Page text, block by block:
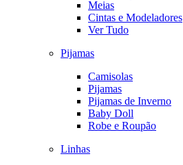
Meias
Cintas e Modeladores
Ver Tudo
Pijamas
Camisolas
Pijamas
Pijamas de Inverno
Baby Doll
Robe e Roupão
Linhas